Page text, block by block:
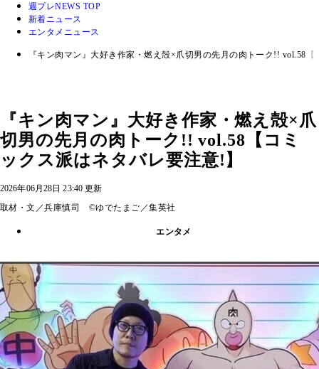
週プレNEWS TOP
新着ニュース
エンタメニュース
『キン肉マン』大好き作家・燃え殻×爪切男の先月の肉トーク!! vol.58
『キン肉マン』大好き作家・燃え殻×爪
切男の先月の肉トーク!! vol.58【コミ
ックス派はネタバレ要注意!】
2026年06月28日 23:40 更新
取材・文／兵庫慎司 ©ゆでたまご／集英社
エンタメ